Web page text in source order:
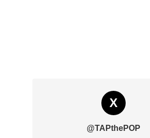
X
@TAPthePOP